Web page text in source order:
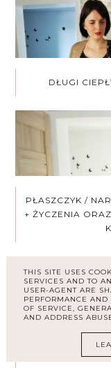
DŁUGI
PŁASZCZYK /
+ ŻYCZENIA
THIS SITE USES
SERVICES AND TO
USER-AGENT ARE
PERFORMANCE AND
OF SERVICE,
AND ADDRESS